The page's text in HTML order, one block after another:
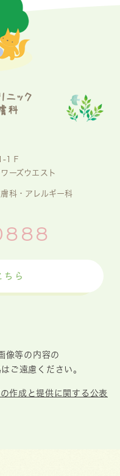
1Ｆ
ーズウエスト
科・アレルギー科
ちら
像等の内容の
ご遠慮ください。
作成と提供に関する公表